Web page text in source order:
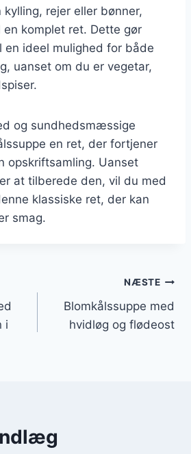
rejer eller bønner,
komplet ret. Dette gør
en ideel mulighed for både
uanset om du er vegetar,
og sundhedsmæssige
en ret, der fortjener
opskriftsamling. Uanset
at tilberede den, vil du med
klassiske ret, der kan
smag.
i
NÆSTE
Blomkålssuppe med
hvidløg og flødeost